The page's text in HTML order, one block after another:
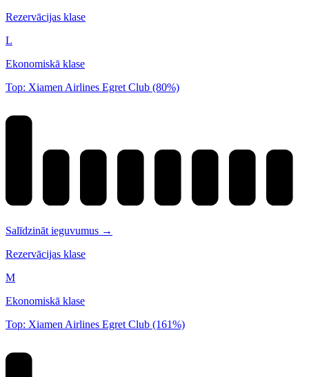
Rezervācijas klase
L
Ekonomiskā klase
Top: Xiamen Airlines Egret Club (80%)
Salīdzināt ieguvumus →
Rezervācijas klase
M
Ekonomiskā klase
Top: Xiamen Airlines Egret Club (161%)